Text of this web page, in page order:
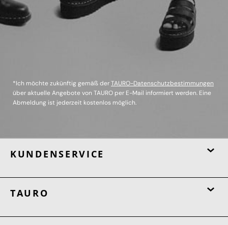
*Ich möchte zukünftig gemäß derTAURO-Datenschutzbestimmungen
über aktuelle Angebote von TAURO per E-Mail informiert werden. Eine
Abmeldung ist jederzeit kostenlos möglich.
KUNDENSERVICE
TAURO